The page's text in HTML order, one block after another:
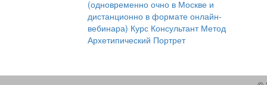
(одновременно очно в Москве и
дистанционно в формате онлайн-
вебинара) Курс Консультант Метод
Архетипический Портрет